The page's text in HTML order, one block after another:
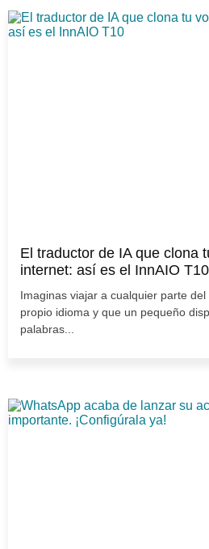
El traductor de IA que clona
internet: así es el InnAIO T10
Imaginas viajar a cualquier parte
propio idioma y que un pequeño
palabras...